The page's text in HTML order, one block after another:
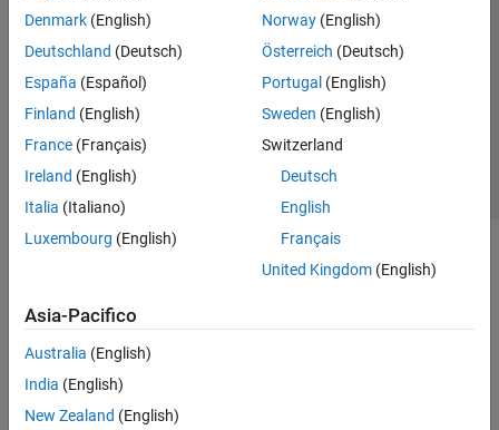
Denmark (English)
Deutschland (Deutsch)
España (Español)
Finland (English)
France (Français)
Ireland (English)
Italia (Italiano)
Luxembourg (English)
Norway(English)
Österreich (Deutsch)
Portugal (English)
Sweden (English)
Switzerland
Deutsch
English
Français
United Kingdom(English)
Asia-Pacifico
Australia (English)
India (English)
New Zealand (English)
Centro di fiducia
Informativa sulla privacy
Antipirateria
Stato dell'applicazione
Contatti
© 1994-2026 The MathWorks, Inc.